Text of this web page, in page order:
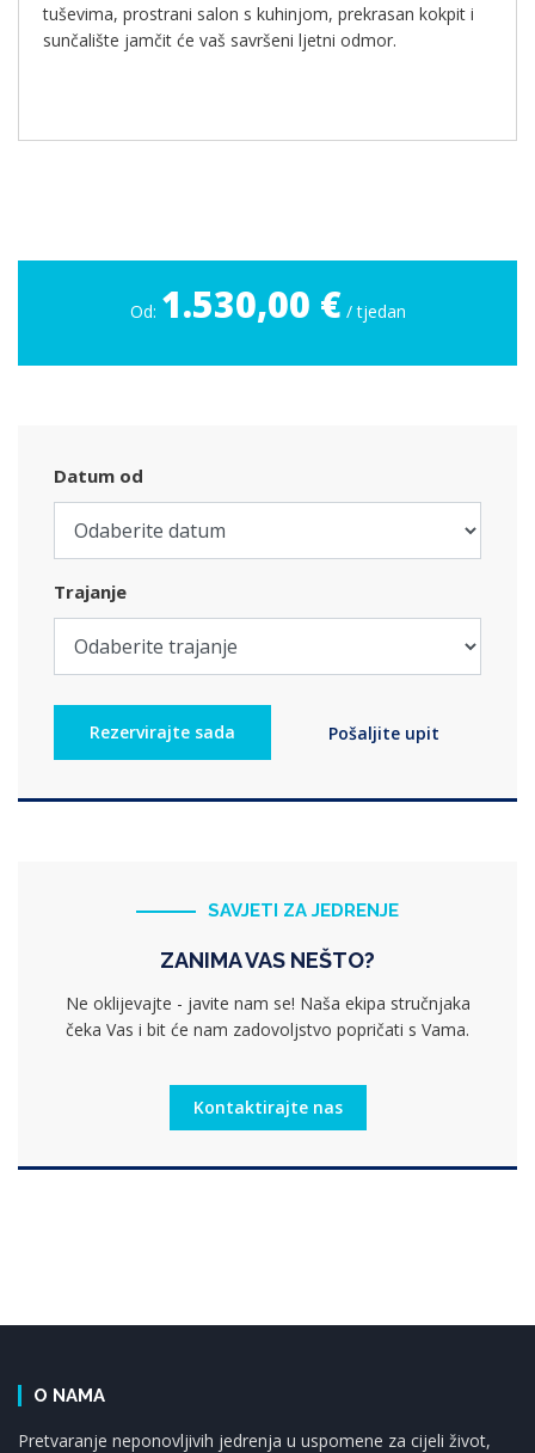
tuševima, prostrani salon s kuhinjom, prekrasan kokpit i
sunčalište jamčit će vaš savršeni ljetni odmor.
Od: 1.530,00 € / tjedan
Datum od
Trajanje
SAVJETI ZA JEDRENJE
ZANIMA VAS NEŠTO?
Ne oklijevajte - javite nam se! Naša ekipa stručnjaka
čeka Vas i bit će nam zadovoljstvo popričati s Vama.
Kontaktirajte nas
O NAMA
Pretvaranje neponovljivih jedrenja u uspomene za cijeli život,